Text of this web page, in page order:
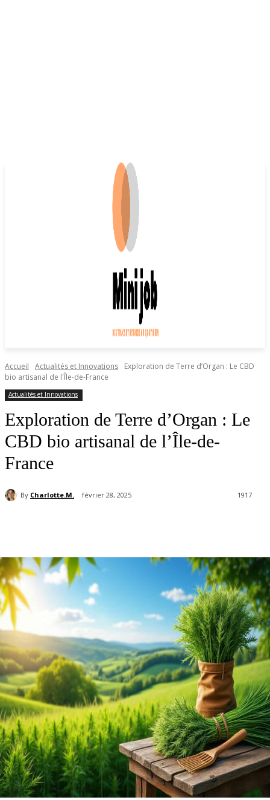
Accueil Actualités et Innovations
Exploration de Terre d’Organ : Le CBD
bio artisanal de l'Île-de-France
Actualités et Innovations
Exploration de Terre d’Organ : Le
CBD bio artisanal de l’Île-de-
France
By Charlotte.M. février 28, 2025 1917